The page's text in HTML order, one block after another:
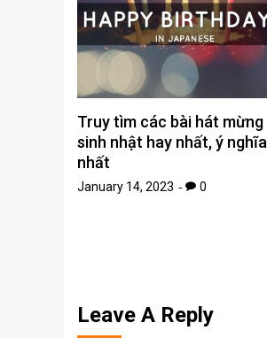
Truy tìm các bài hát mừng
sinh nhật hay nhất, ý nghĩa
nhất
January 14, 2023 0
Leave A Reply